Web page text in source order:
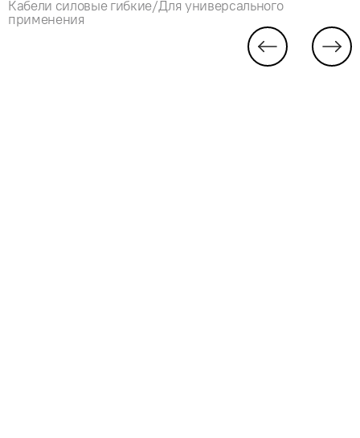
Кабели силовые гибкие/Для универсального
применения